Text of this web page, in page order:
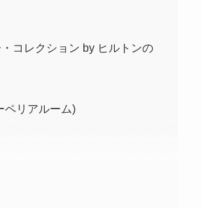
コレクション by ヒルトンの
ペリアルーム)